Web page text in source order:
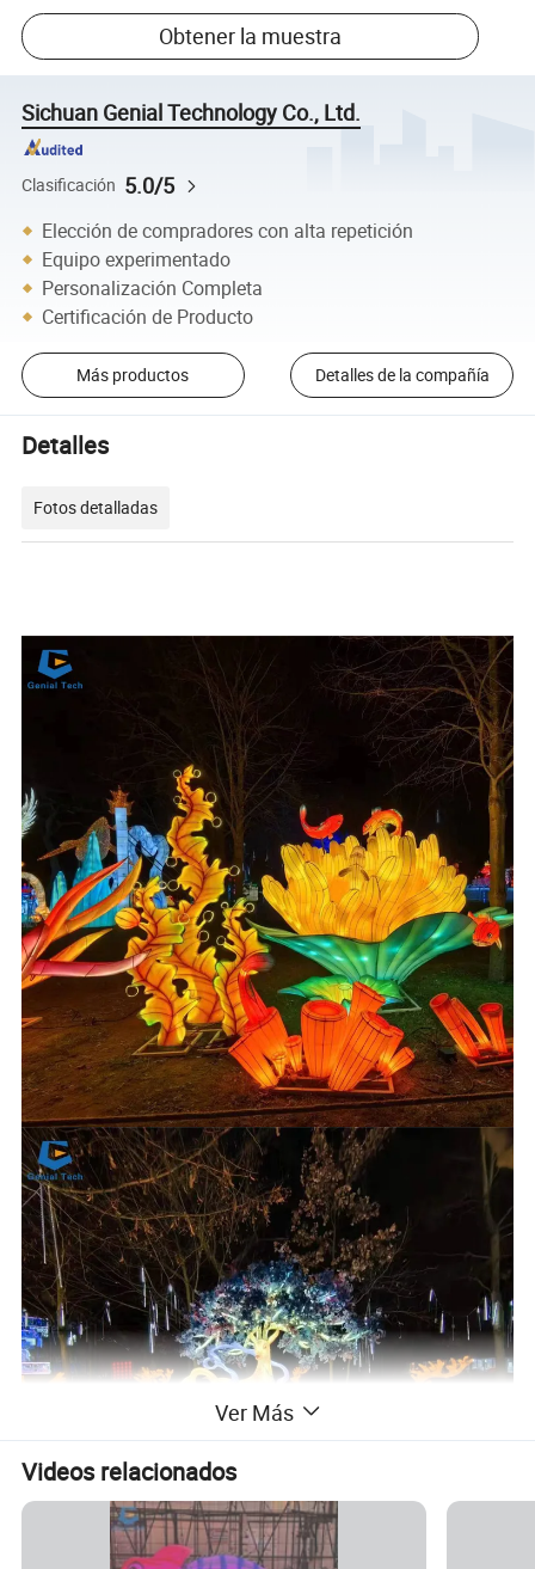
Obtener la muestra
Sichuan Genial Technology Co., Ltd.
Clasificación 5.0/5
Elección de compradores con alta repetición
Equipo experimentado
Personalización Completa
Certificación de Producto
Más productos Detalles de la compañía
Detalles
Fotos detalladas
Ver Más
Videos relacionados